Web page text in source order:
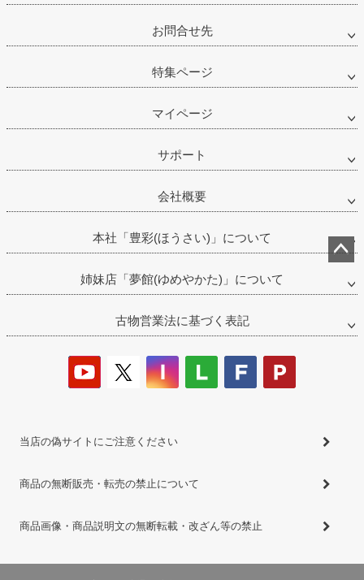
ジト
お問合せ先
特集ページ
マイページ
サポート
会社概要
本社「豊彩(ほうさい)」について
姉妹店「夢館(ゆめやかた)」について
古物営業法に基づく表記
当店の偽サイトにご注意ください
商品の無断販売・転売の禁止について
商品画像・商品説明文の無断転載・改ざん等の禁止